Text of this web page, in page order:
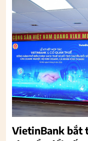
VietinBank bắt